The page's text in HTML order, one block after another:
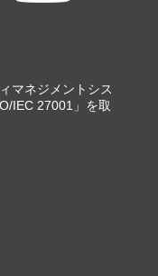
マネジメントシス
IEC 27001」を取